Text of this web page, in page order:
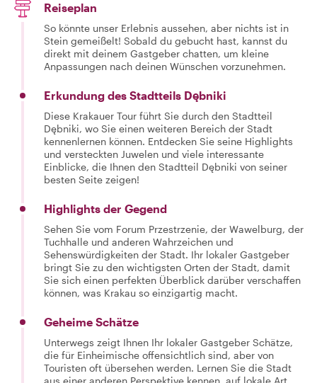
Reiseplan
So könnte unser Erlebnis aussehen, aber nichts ist in
Stein gemeißelt! Sobald du gebucht hast, kannst du
direkt mit deinem Gastgeber chatten, um kleine
Anpassungen nach deinen Wünschen vorzunehmen.
Erkundung des Stadtteils Dębniki
Diese Krakauer Tour führt Sie durch den Stadtteil
Dębniki, wo Sie einen weiteren Bereich der Stadt
kennenlernen können. Entdecken Sie seine Highlights
und versteckten Juwelen und viele interessante
Einblicke, die Ihnen den Stadtteil Dębniki von seiner
besten Seite zeigen!
Highlights der Gegend
Sehen Sie vom Forum Przestrzenie, der Wawelburg, der
Tuchhalle und anderen Wahrzeichen und
Sehenswürdigkeiten der Stadt. Ihr lokaler Gastgeber
bringt Sie zu den wichtigsten Orten der Stadt, damit
Sie sich einen perfekten Überblick darüber verschaffen
können, was Krakau so einzigartig macht.
Geheime Schätze
Unterwegs zeigt Ihnen Ihr lokaler Gastgeber Schätze,
die für Einheimische offensichtlich sind, aber von
Touristen oft übersehen werden. Lernen Sie die Stadt
aus einer anderen Perspektive kennen, auf lokale Art